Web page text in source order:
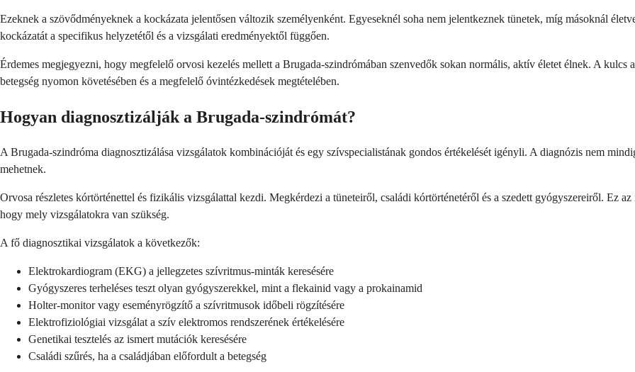
Ezeknek a szövődményeknek a kockázata jelentősen változik személyenként. Egyeseknél soha nem jelentkeznek tünetek, míg másoknál
kockázatát a specifikus helyzetétől és a vizsgálati eredményektől függően.
Érdemes megjegyezni, hogy megfelelő orvosi kezelés mellett a Brugada-szindrómában szenvedők sokan normális, aktív életet élnek. A
betegség nyomon követésében és a megfelelő óvintézkedések megtételében.
Hogyan diagnosztizálják a Brugada-szindrómát?
A Brugada-szindróma diagnosztizálása vizsgálatok kombinációját és egy szívspecialistának gondos értékelését igényli. A diagnózis nem
mehetnek.
Orvosa részletes kórtörténettel és fizikális vizsgálattal kezdi. Megkérdezi a tüneteiről, családi kórtörténetéről és a szedett gyógyszereiről. Ez
hogy mely vizsgálatokra van szükség.
A fő diagnosztikai vizsgálatok a következők:
Elektrokardiogram (EKG) a jellegzetes szívritmus-minták keresésére
Gyógyszeres terheléses teszt olyan gyógyszerekkel, mint a flekainid vagy a prokainamid
Holter-monitor vagy eseményrögzítő a szívritmusok időbeli rögzítésére
Elektrofiziológiai vizsgálat a szív elektromos rendszerének értékelésére
Genetikai tesztelés az ismert mutációk keresésére
Családi szűrés, ha a családjában előfordult a betegség